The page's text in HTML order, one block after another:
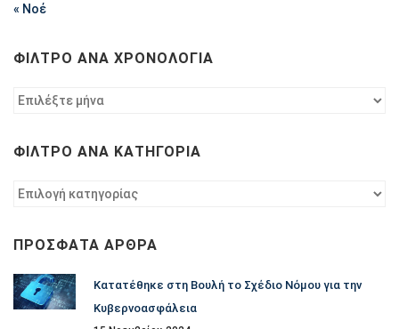
« Νοέ
ΦΊΛΤΡΟ ΑΝΆ ΧΡΟΝΟΛΟΓΊΑ
Φίλτρο
ΦΊΛΤΡΟ ΑΝΆ ΚΑΤΗΓΟΡΊΑ
Φίλτρο
ΠΡΌΣΦΑΤΑ ΆΡΘΡΑ
Κατατέθηκε στη Βουλή το Σχέδιο Νόμου για την
Κυβερνοασφάλεια